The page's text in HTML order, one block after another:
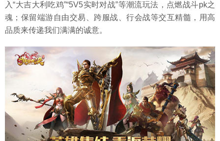
入“大吉大利吃鸡”“5V5实时对战”等潮流玩法，点燃战斗pk之
魂；保留端游自由交易、跨服战、行会战等交互精髓，用高
品质来传递我们满满的诚意。